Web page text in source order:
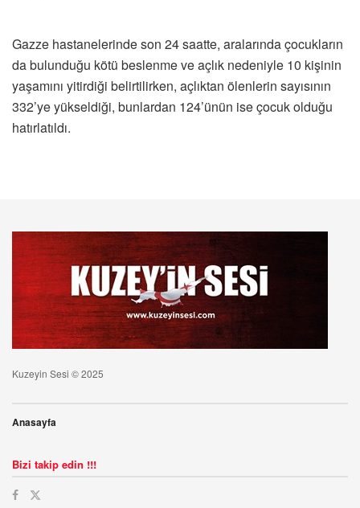
Gazze hastanelerinde son 24 saatte, aralarında çocukların
da bulunduğu kötü beslenme ve açlık nedeniyle 10 kişinin
yaşamını yitirdiği belirtilirken, açlıktan ölenlerin sayısının
332’ye yükseldiği, bunlardan 124’ünün ise çocuk olduğu
hatırlatıldı.
Kuzeyin Sesi © 2025
Anasayfa
Bizi takip edin !!!